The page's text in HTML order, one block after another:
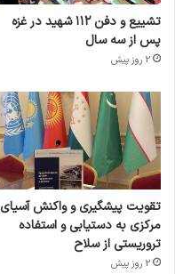
تشییع و دفن ۱۱۲ شهید در غزه
پس از سه سال
2 روز پیش
تقویت پیشگیری و واکنش آسیای
مرکزی به دستیابی و استفاده
تروریستی از سلاح
2 روز پیش